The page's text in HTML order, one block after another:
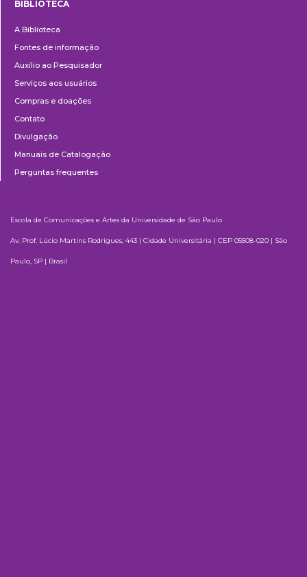
BIBLIOTECA
A Biblioteca
Fontes de informação
Auxílio ao Pesquisador
Serviços aos usuários
Compras e doações
Contato
Divulgação
Manuais de Catalogação
Perguntas frequentes
Escola de Comunicações e Artes da Universidade de São Paulo
Av. Prof. Lúcio Martins Rodrigues, 443 | Cidade Universitária | CEP 05508-020 | São
Paulo, SP | Brasil